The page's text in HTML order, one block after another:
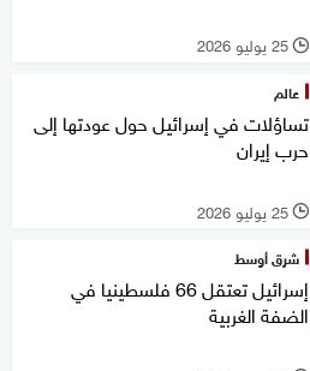
l 25 يوليو 2026
عالم
تساؤلات في إسرائيل حول عودتها إلى
حرب إيران
l 25 يوليو 2026
شرق أوسط
إسرائيل تعتقل 66 فلسطينيا في
الضفة الغربية